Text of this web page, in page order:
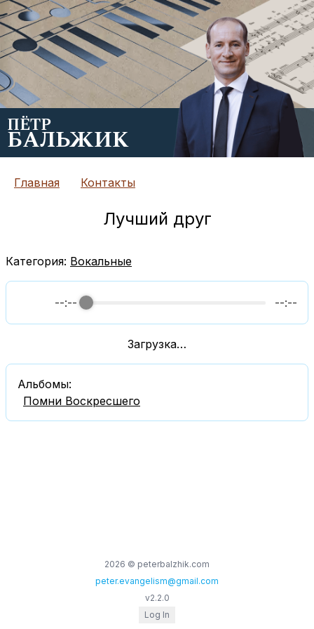
ПЁТР
БАЛЬЖИК
Главная Контакты
Лучший друг
Категория: Вокальные
--:-- --:--
Загрузка…
Альбомы:
Помни Воскресшего
2026 © peterbalzhik.com
peter.evangelism@gmail.com
v2.2.0
Log In